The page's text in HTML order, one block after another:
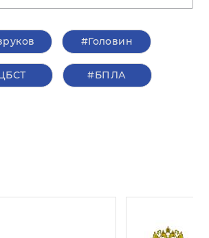
#Головин
#БПЛА